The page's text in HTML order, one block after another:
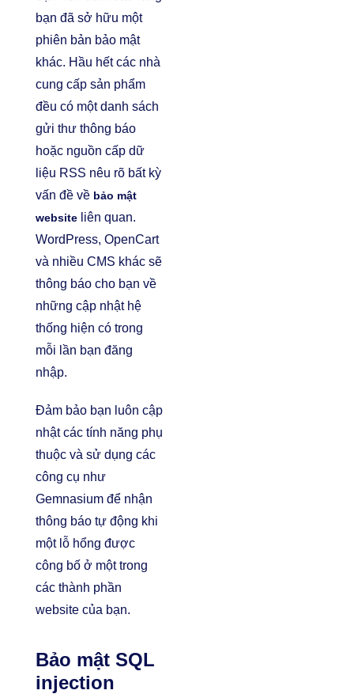
bạn đã sở hữu một
phiên bản bảo mật
khác. Hầu hết các nhà
cung cấp sản phẩm
đều có một danh sách
gửi thư thông báo
hoặc nguồn cấp dữ
liệu RSS nêu rõ bất kỳ
vấn đề về bảo mật
website liên quan.
WordPress, OpenCart
và nhiều CMS khác sẽ
thông báo cho bạn về
những cập nhật hệ
thống hiện có trong
mỗi lần bạn đăng
nhập.
Đảm bảo bạn luôn cập
nhật các tính năng phụ
thuộc và sử dụng các
công cụ như
Gemnasium để nhận
thông báo tự động khi
một lỗ hổng được
công bố ở một trong
các thành phần
website của bạn.
Bảo mật SQL
injection